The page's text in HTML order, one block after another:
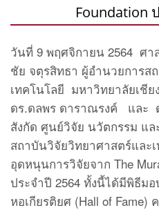
Foundation
วันที่ 9 พฤศจิกายน 2564 ศ
ชัย จตุรสิทธา ผู้อำนวยการส
เทคโนโลยี มหาวิทยาลัยเชี
ดร.ดลพร ดาราณรงค์ และ
สังกัด ศูนย์วิจัย นวัตกรรม แล
สถาบันวิจัยวิทยาศาสตร์แล
อุดหนุนการวิจัยจาก The
ประจำปี 2564 ทั้งนี้ได้มีพิธีม
หอเกียรติยศ (Hall of